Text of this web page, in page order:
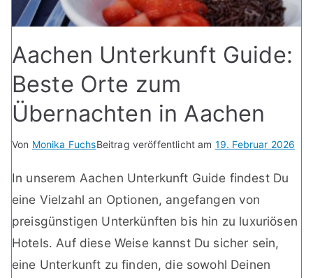
Aachen Unterkunft Guide:
Beste Orte zum
Übernachten in Aachen
Von Monika FuchsBeitrag veröffentlicht am 19. Februar 2026
In unserem Aachen Unterkunft Guide findest Du
eine Vielzahl an Optionen, angefangen von
preisgünstigen Unterkünften bis hin zu luxuriösen
Hotels. Auf diese Weise kannst Du sicher sein,
eine Unterkunft zu finden, die sowohl Deinen